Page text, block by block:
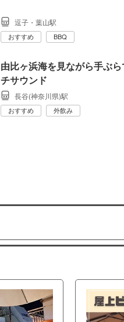
逗子・葉山駅
おすすめ BBQ
由比ヶ浜海を見ながら手ぶ
チサウンド
長谷(神奈川県)駅
おすすめ 外飲み